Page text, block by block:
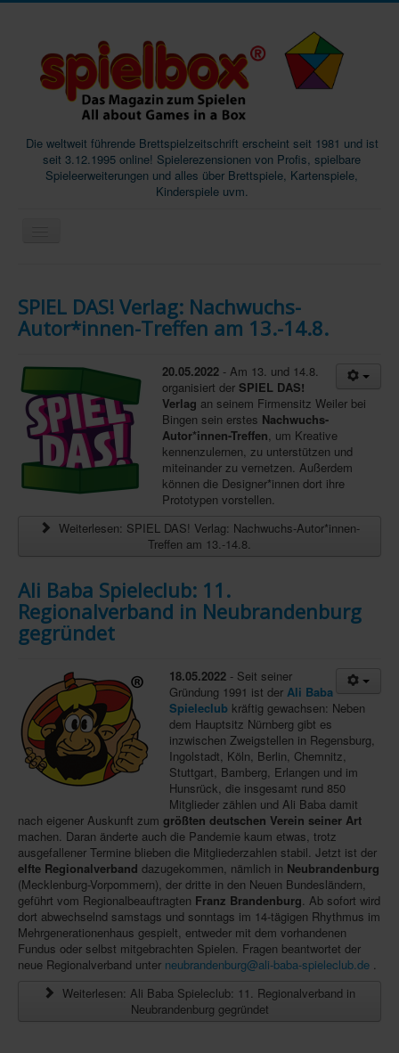
Die weltweit führende Brettspielzeitschrift erscheint seit 1981 und ist
seit 3.12.1995 online! Spielerezensionen von Profis, spielbare
Spieleerweiterungen und alles über Brettspiele, Kartenspiele,
Kinderspiele uvm.
Magazine
Abos/Subscriptions
Podcast
SpieleMag
Infos
Shop
Download spielbox Special 2025
Neuheiten-New Games
Köpfe-Heads
Preise-Awards
Branchen-/Wirtschaftsnews
Interviews
Crowdfunding
Veranstaltungen-Events
In eigener Sache-On our own behalf
Archivierte Meldungen-News archive
SPIEL DAS! Verlag: Nachwuchs-
Autor*innen-Treffen am 13.-14.8.
20.05.2022 - Am 13. und 14.8.
organisiert der SPIEL DAS!
Verlag an seinem Firmensitz Weiler bei
Bingen sein erstes Nachwuchs-
Autor*innen-Treffen, um Kreative
kennenzulernen, zu unterstützen und
miteinander zu vernetzen. Außerdem
können die Designer*innen dort ihre
Prototypen vorstellen.
Weiterlesen: SPIEL DAS! Verlag: Nachwuchs-Autor*innen-
Treffen am 13.-14.8.
Ali Baba Spieleclub: 11.
Regionalverband in Neubrandenburg
gegründet
18.05.2022 - Seit seiner
Gründung 1991 ist der Ali Baba
Spieleclub kräftig gewachsen: Neben
dem Hauptsitz Nürnberg gibt es
inzwischen Zweigstellen in Regensburg,
Ingolstadt, Köln, Berlin, Chemnitz,
Stuttgart, Bamberg, Erlangen und im
Hunsrück, die insgesamt rund 850
Mitglieder zählen und Ali Baba damit
nach eigener Auskunft zum größten deutschen Verein seiner Art
machen. Daran änderte auch die Pandemie kaum etwas, trotz
ausgefallener Termine blieben die Mitgliederzahlen stabil. Jetzt ist der
elfte Regionalverband dazugekommen, nämlich in Neubrandenburg
(Mecklenburg-Vorpommern), der dritte in den Neuen Bundesländern,
geführt vom Regionalbeauftragten Franz Brandenburg. Ab sofort wird
dort abwechselnd samstags und sonntags im 14-tägigen Rhythmus im
Mehrgenerationenhaus gespielt, entweder mit dem vorhandenen
Fundus oder selbst mitgebrachten Spielen. Fragen beantwortet der
neue Regionalverband unter neubrandenburg@ali-baba-spieleclub.de .
Weiterlesen: Ali Baba Spieleclub: 11. Regionalverband in
Neubrandenburg gegründet